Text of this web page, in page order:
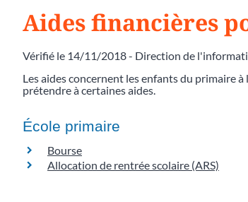
Aides financières
Vérifié le 14/11/2018 - Direction de
Les aides concernent les enfants du primaire
prétendre à certaines aides.
École primaire
Bourse
Allocation de rentrée scolaire (ARS)